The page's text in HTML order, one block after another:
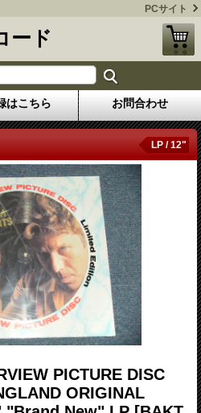
PCサイト
ード
はこちら お問合わせ
LP / 12"
PICTURE DISC
ORIGINAL